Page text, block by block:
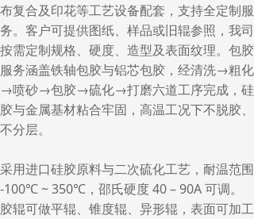
布复合及印花等工艺设备配套，支持全定制服
务。客户可提供图纸、样品或旧辊参照，我司
按需定制规格、硬度、造型及表面纹理。包胶
服务涵盖铁轴包胶与铝芯包胶，经清洗→粗化
→喷砂→包胶→硫化→打磨六道工序完成，硅
胶与金属基材粘合牢固，高温工况下不脱胶、
不分层。
采用进口硅胶原料与二次硫化工艺，耐温范围
-100℃ ~ 350℃，邵氏硬度 40 – 90A 可调。
胶辊可做平辊、锥度辊、异形辊，表面可加工